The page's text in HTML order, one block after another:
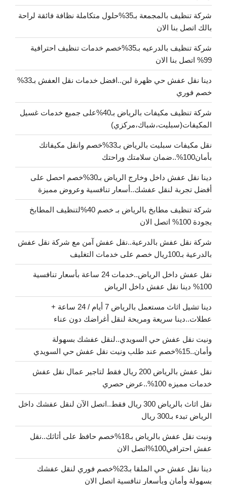
شركة تنظيف بالمجمعة بـ35%حلول متكاملة نظافة فائقة لراحة
بالك اتصل بنا الان
شركة تنظيف بالدرعيه بـ35%خصم خدمات تنظيف احترافية
99% اتصل بنا الان
دينا نقل عفش حي ظهرة لبن..افضل خدمات نقل العفش بـ33%
خصم فوري
شركة تنظيف مكيفات بالرياض بـ40%على جميع خدمات غسيل
المكيفات(سبليت،شباك،مركزي)
نقل مكيفات سبليت بالرياض بـ33%خصم وانقل مكيفاتك
بأمان100%..ضمان سلامتك وراحتك
دينا نقل عفش داخل وخارج الرياض بـ30%خصم احصل على
أفضل تجربة لنقل عفشك..أسعار تنافسية وعروض مميزة
شركة تنظيف مطابخ بالرياض بـ خصم 40%لتنظيف المطابخ
بجودة 100% اتصل الان
شركة نقل عفش بالدرعية..نقل عفش آمن مع شركة نقل عفش
بالدرعية بـ100ريال خصم على خدمات التغليف
نقل عفش داخل الرياض..خدمات 24 ساعة بأسعار تنافسية
100% دينا نقل عفش داخل الرياض
دينا تشيل اثاث مستعمل بالرياض 7 أيام / 24 ساعة +
عطلات..دينا سريعة ومريحة لنقل أغراضك دون عناء
ونيت نقل عفش حي السويدي..لنقل عفشك بسهولة
وأمان..15%خصم عند طلب ونيت نقل عفش حي السويدي
نقل عفش بالرياض 200 ريال فقط لتاجير عمال نقل عفش
خدمات مميزه 100%..عرض حصري
نقل اثاث بالرياض 300 ريال فقط..اتصل الآن لنقل عفشك داخل
الرياض تبدء بـ300 ريال
ونيت نقل عفش بالرياض بـ18%خصم حافظ على أثاثك..نقل
عفش احترافي100%اتصل الان
دينا نقل عفش حي الملقا بـ23%خصم فوري لنقل عفشك
بسهولة وأمان وبأسعار تنافسية اتصل الان